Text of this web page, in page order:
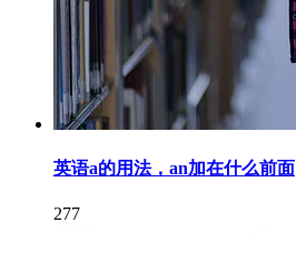
英语a的用法，an加在什么前面
277